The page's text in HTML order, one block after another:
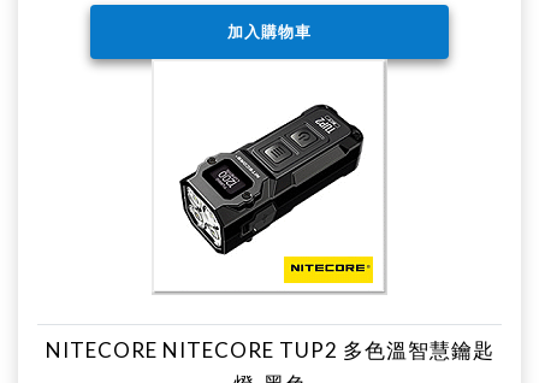
NITECORE NITECORE TUP2 多色溫智慧鑰匙